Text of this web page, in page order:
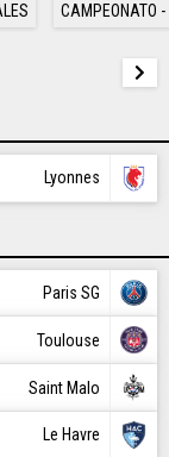
CAMPEONATO -
Lyonnes
Paris SG
Toulouse
Saint Malo
Le Havre